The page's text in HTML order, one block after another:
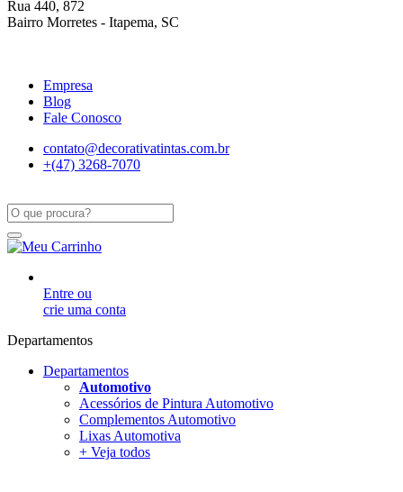
Rua 440, 872
Bairro Morretes - Itapema, SC
Empresa
Blog
Fale Conosco
contato@decorativatintas.com.br
+(47) 3268-7070
Entre ou
crie uma conta
Departamentos
Departamentos
Automotivo
Acessórios de Pintura Automotivo
Complementos Automotivo
Lixas Automotiva
+ Veja todos